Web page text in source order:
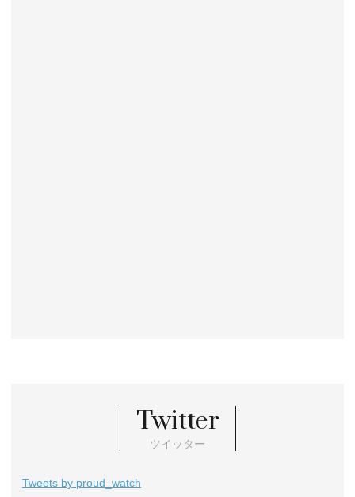
Twitter
ツイッター
Tweets by proud_watch